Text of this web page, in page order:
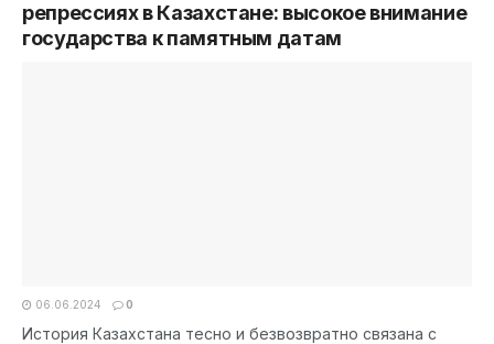
репрессиях в Казахстане: высокое внимание
государства к памятным датам
06.06.2024 0
История Казахстана тесно и безвозвратно связана с